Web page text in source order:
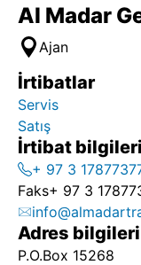
Al Madar
Ajan
İrtibatlar
Servis
Satış
İrtibat bilgileri
+ 97 3
Faks+ 97 3
Adres bilgileri
P.O.Box 15268